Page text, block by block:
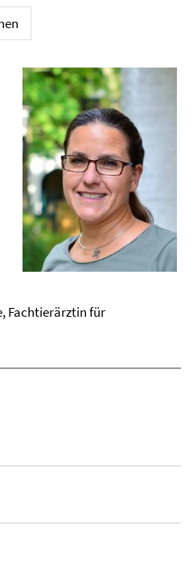
Fachtierärztin für